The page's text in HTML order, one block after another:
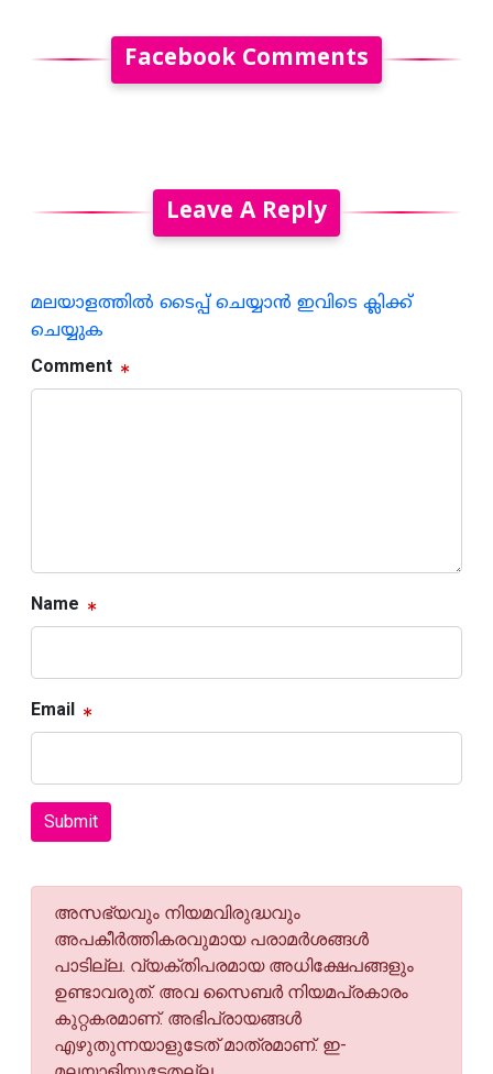
Facebook Comments
Leave A Reply
മലയാളത്തില്‍ ടൈപ്പ് ചെയ്യാന്‍ ഇവിടെ ക്ലിക്ക്
ചെയ്യുക
Comment
Name
Email
Submit
അസഭ്യവും നിയമവിരുദ്ധവും
അപകീര്‍ത്തികരവുമായ പരാമര്‍ശങ്ങള്‍
പാടില്ല. വ്യക്തിപരമായ അധിക്ഷേപങ്ങളും
ഉണ്ടാവരുത്. അവ സൈബര്‍ നിയമപ്രകാരം
കുറ്റകരമാണ്. അഭിപ്രായങ്ങള്‍
എഴുതുന്നയാളുടേത് മാത്രമാണ്. ഇ-